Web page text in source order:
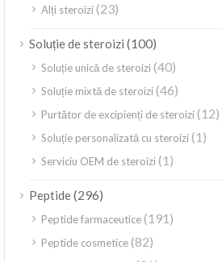
Alți steroizi(23)
Soluție de steroizi (100)
Soluție unică de steroizi(40)
Soluție mixtă de steroizi(46)
Purtător de excipienți de steroizi(12)
Soluție personalizată cu steroizi(1)
Serviciu OEM de steroizi(1)
Peptide(296)
Peptide farmaceutice(191)
Peptide cosmetice(82)